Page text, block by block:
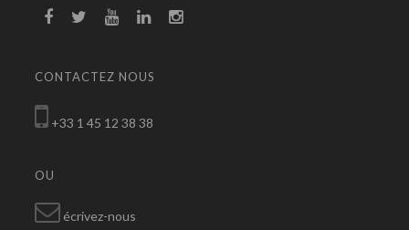
CONTACTEZ NOUS
+33 1 45 12 38 38
OU
écrivez-nous